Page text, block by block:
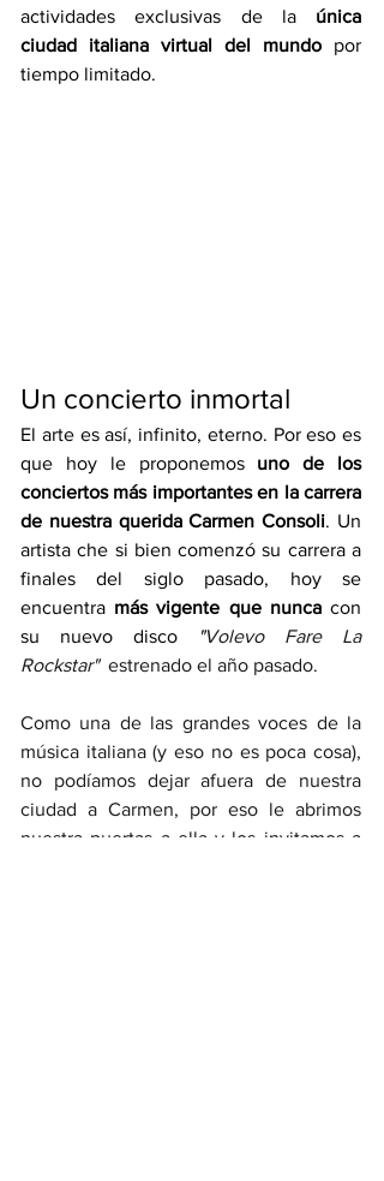
actividades exclusivas de la única
ciudad italiana virtual del mundo por
tiempo limitado.
Un concierto inmortal
El arte es así, infinito, eterno. Por eso es
que hoy le proponemos uno de los
conciertos más importantes en la carrera
de nuestra querida Carmen Consoli. Un
artista che si bien comenzó su carrera a
finales del siglo pasado, hoy se
encuentra más vigente que nunca con
su nuevo disco "Volevo Fare La
Rockstar" estrenado el año pasado.
Como una de las grandes voces de la
música italiana (y eso no es poca cosa),
no podíamos dejar afuera de nuestra
ciudad a Carmen, por eso le abrimos
nuestra puertas a ella y los invitamos a